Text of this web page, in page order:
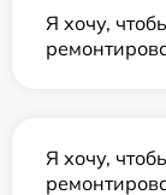
Я хочу,
Я хочу,